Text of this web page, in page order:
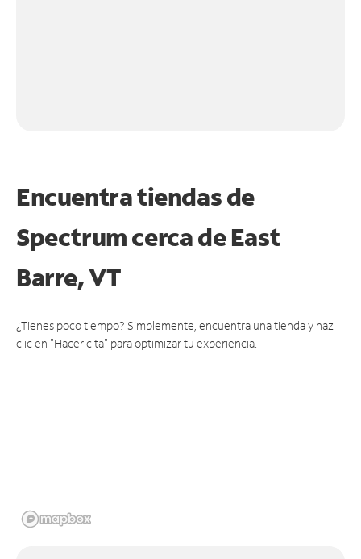
Encuentra tiendas de
Spectrum cerca deEast
Barre, VT
¿Tienes poco tiempo? Simplemente, encuentra una tienda y haz
clic en "Hacer cita" para optimizar tu experiencia.